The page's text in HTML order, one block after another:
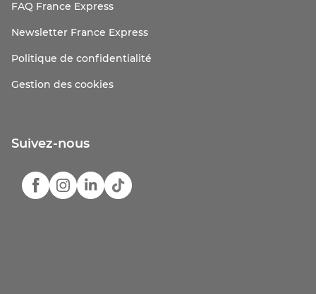
FAQ France Express
Newsletter France Express
Politique de confidentialité
Gestion des cookies
Suivez-nous